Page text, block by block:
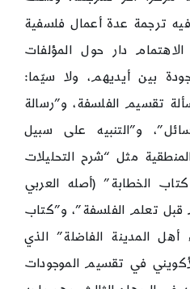
ترجمة عدة أعمال فلسفية
دار حول المؤلفات
بين أيديهم، ولا سيّما:
تقسيم الفلسفة، و”رسالة
و”التنبيه على سبيل
مثل “شرح التحليلات
كتاب الخطابة” (أصله العربي
قبل تعلم الفلسفة”، و”كتاب
المدينة الفاضلة” الذي
في تقسيم الموجودات